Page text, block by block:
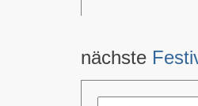
nächste